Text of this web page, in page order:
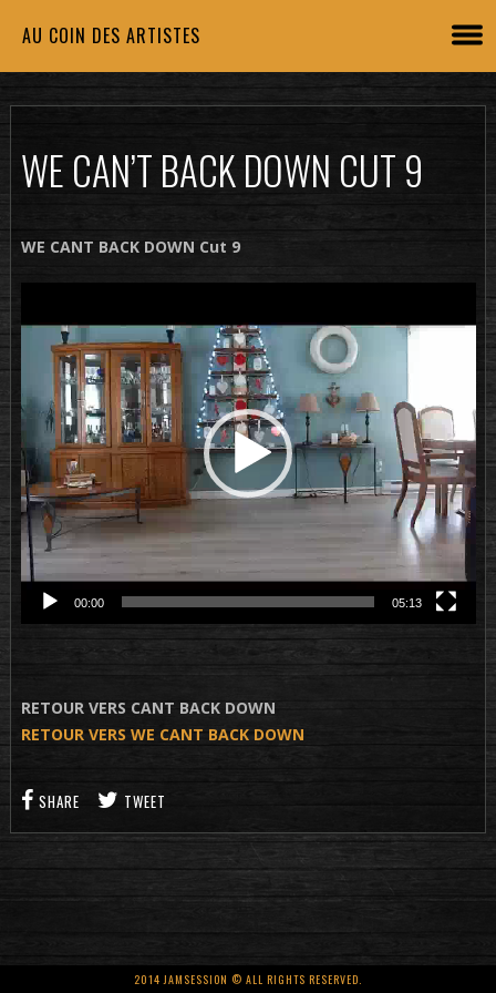
AU COIN DES ARTISTES
WE CAN’T BACK DOWN CUT 9
WE CANT BACK DOWN Cut 9
vidéo
00:00 05:13
RETOUR VERS CANT BACK DOWN
RETOUR VERS WE CANT BACK DOWN
SHARE TWEET
2014 JAMSESSION © ALL RIGHTS RESERVED.